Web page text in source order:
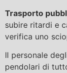
Trasporto
subire ritardi e
verifica uno
Il personale
pendolari di